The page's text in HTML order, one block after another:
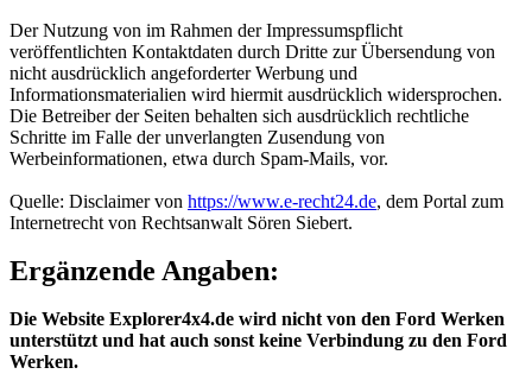
Der Nutzung von im Rahmen der Impressumspflicht
veröffentlichten Kontaktdaten durch Dritte zur Übersendung von
nicht ausdrücklich angeforderter Werbung und
Informationsmaterialien wird hiermit ausdrücklich widersprochen.
Die Betreiber der Seiten behalten sich ausdrücklich rechtliche
Schritte im Falle der unverlangten Zusendung von
Werbeinformationen, etwa durch Spam-Mails, vor.
Quelle: Disclaimer von https://www.e-recht24.de, dem Portal zum
Internetrecht von Rechtsanwalt Sören Siebert.
Ergänzende Angaben:
Die Website Explorer4x4.de wird nicht von den Ford Werken
unterstützt und hat auch sonst keine Verbindung zu den Ford
Werken.